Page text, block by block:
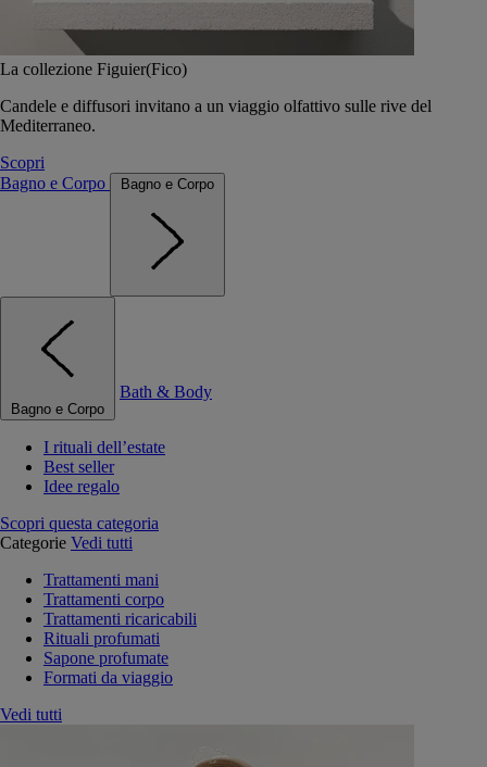
La collezione Figuier(Fico)
Candele e diffusori invitano a un viaggio olfattivo sulle rive del
Mediterraneo.
Scopri
Bagno e Corpo
Bagno e Corpo
Bagno e Corpo
Bath & Body
I rituali dell’estate
Best seller
Idee regalo
Scopri questa categoria
Categorie Vedi tutti
Trattamenti mani
Trattamenti corpo
Trattamenti ricaricabili
Rituali profumati
Sapone profumate
Formati da viaggio
Vedi tutti